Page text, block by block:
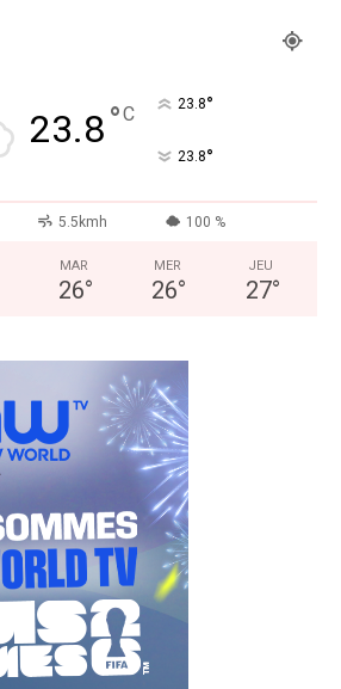
23.8°C 23.8°
23.8°
5.5kmh 100 %
MAR
26°
MER
26°
JEU
27°